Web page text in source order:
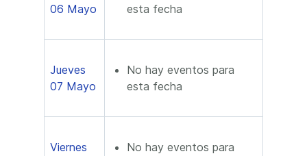
06 Mayo
esta fecha
Jueves
07 Mayo
No hay eventos para
esta fecha
Viernes
No hay eventos para